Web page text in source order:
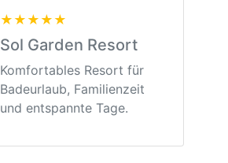
★★★★★
Sol Garden Resort
Komfortables Resort für
Badeurlaub, Familienzeit
und entspannte Tage.